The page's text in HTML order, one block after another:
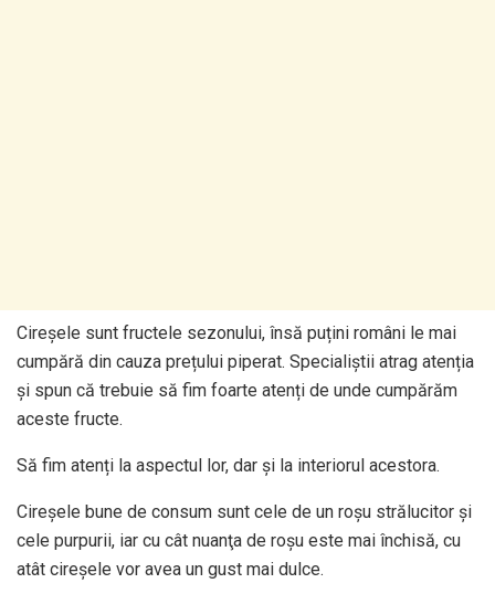
Cireșele sunt fructele sezonului, însă puțini români le mai
cumpără din cauza prețului piperat. Specialiștii atrag atenția
și spun că trebuie să fim foarte atenți de unde cumpărăm
aceste fructe.
Să fim atenți la aspectul lor, dar și la interiorul acestora.
Cireşele bune de consum sunt cele de un roşu strălucitor şi
cele purpurii, iar cu cât nuanţa de roşu este mai închisă, cu
atât cireşele vor avea un gust mai dulce.